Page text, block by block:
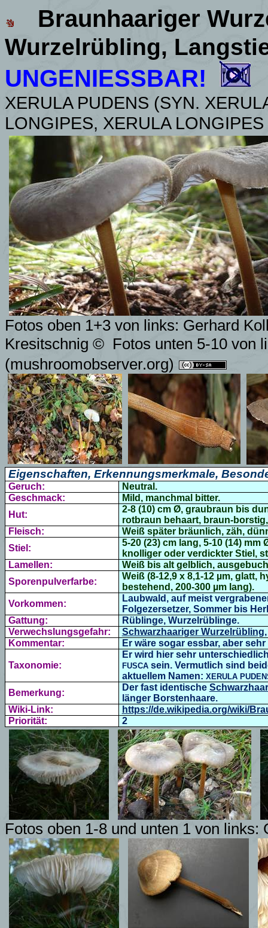
Braunhaariger
Wurzelrübling,
UNGENIESSBAR!
XERULA PUDENS (SYN.
LONGIPES, XERULA
Fotos oben 1+3 von links: Gerhard
Kresitschnig © Fotos unten 5-10 von
(mushroomobserver.org)
Eigenschaften, Erkennungsmerkmale,
Geruch:
Neutral.
Geschmack:
Mild, manchmal bitter.
Hut:
2-8 (10) cm Ø, graubraun bis
rotbraun behaart, braun-
Fleisch:
Weiß später bräunlich, zäh,
Stiel:
5-20 (23) cm lang, 5-10 (14) mm
knolliger oder verdickter Stiel,
Lamellen:
Weiß bis alt gelblich,
Sporenpulverfarbe:
Weiß (8-12,9 x 8,1-12 µm, glatt,
bestehend, 200-300 µm lang).
Vorkommen:
Laubwald, auf meist
Folgezersetzer, Sommer bis
Gattung:
Rüblinge, Wurzelrüblinge.
Verwechslungsgefahr:
Schwarzhaariger Wurzelrübling
Kommentar:
Er wäre sogar essbar, aber
Taxonomie:
Er wird hier sehr
FUSCAsein. Vermutlich sind
aktuellem Namen: XERULA
Bemerkung:
Der fast identische
länger Borstenhaare.
Wiki-Link:
https://de.wikipedia.org/wiki/
Priorität:
2
Fotos oben 1-8 und unten 1 von